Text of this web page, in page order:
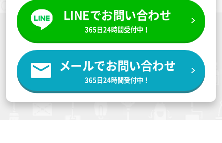
LINEでお問い合わせ
365日24時間受付中！
メールでお問い合わせ
365日24時間受付中！